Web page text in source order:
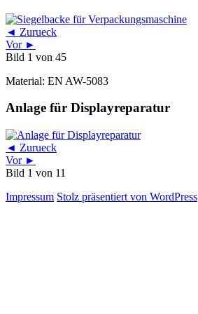
◄ Zurueck
Vor ►
Bild 1 von 45
Material: EN AW-5083
Anlage für Displayreparatur
◄ Zurueck
Vor ►
Bild 1 von 11
Impressum Stolz präsentiert von WordPress